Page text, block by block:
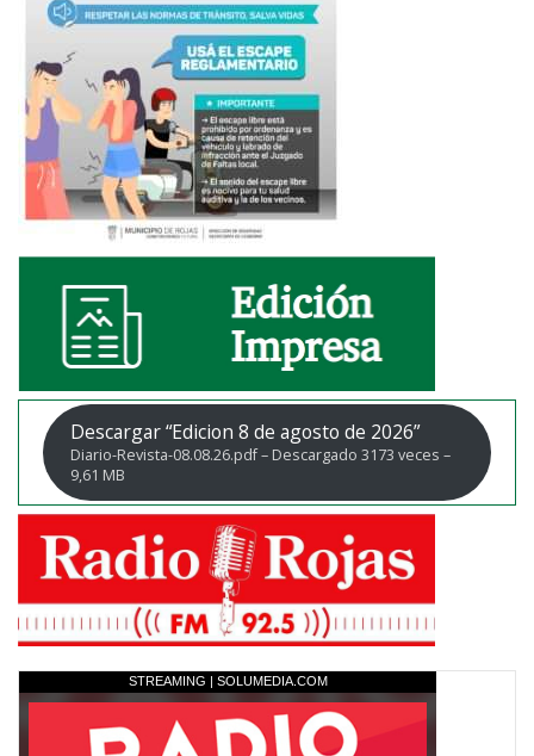
Descargar “Edicion 8 de agosto de 2026”
Diario-Revista-08.08.26.pdf – Descargado 3173 veces –
9,61 MB